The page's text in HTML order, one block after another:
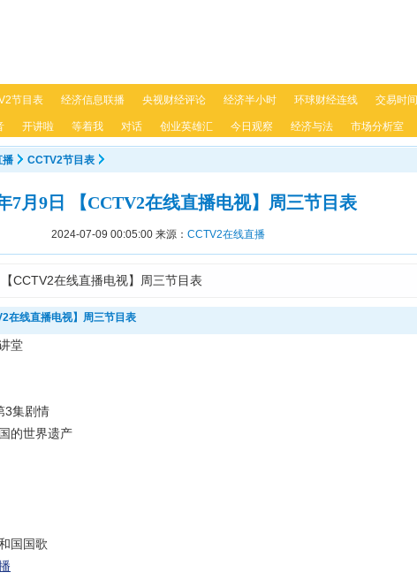
节目表 经济信息联播 央视财经评论 经济半小时 环球财经连线 交易时间
开讲啦 等着我 对话 创业英雄汇 今日观察 经济与法 市场分析室
播 CCTV2节目表
7月9日 【CCTV2在线直播电视】周三节目表
2024-07-09 00:05:00 来源： CCTV2在线直播
CCTV2在线直播电视】周三节目表
在线直播电视】周三节目表
堂
3集剧情
的世界遗产
国国歌